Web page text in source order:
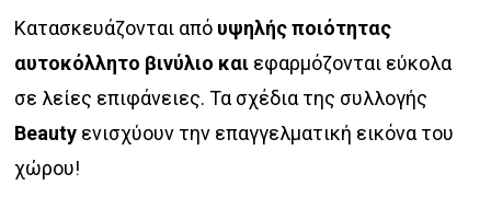
Κατασκευάζονται από υψηλής ποιότητας
αυτοκόλλητο βινύλιο και εφαρμόζονται εύκολα
σε λείες επιφάνειες. Τα σχέδια της συλλογής
Beauty ενισχύουν την επαγγελματική εικόνα του
χώρου!